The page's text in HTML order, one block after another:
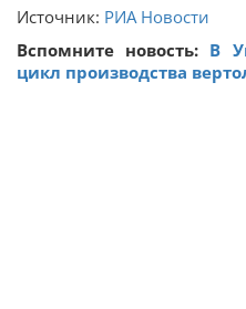
Источник: РИА Новости
Вспомните новость: В
цикл производства